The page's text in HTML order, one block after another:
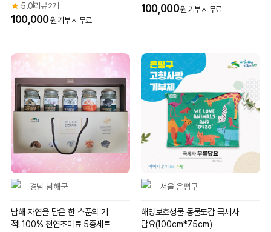
★5.0 리뷰 2개
100,000원 기부 시 무료
100,000원 기부 시 무료
경남 남해군
남해 자연을 담은 한 스푼의 기
적! 100% 천연조미료 5종세트
서울 은평구
해양보호생물 동물도감 극세사
담요(100cm*75cm)